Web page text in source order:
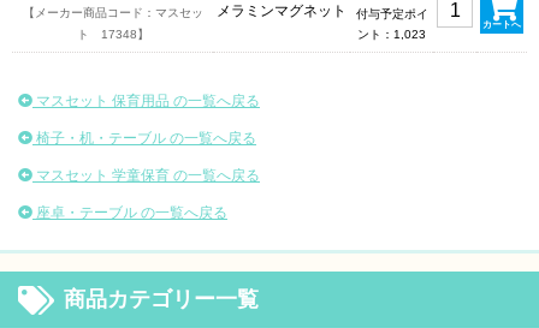
【メーカー商品コード：マスセッ
ト 17348】
メラミンマグネット
付与予定ポイ
ント：1,023
カートへ
マスセット 保育用品 の一覧へ戻る
椅子・机・テーブル の一覧へ戻る
マスセット 学童保育 の一覧へ戻る
座卓・テーブル の一覧へ戻る
商品カテゴリー一覧